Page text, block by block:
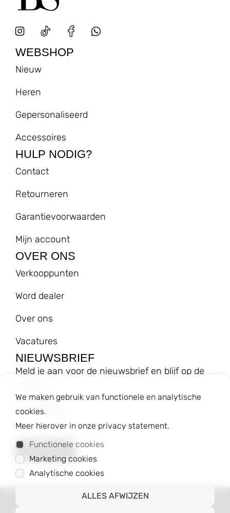
WEBSHOP
Nieuw
Heren
Gepersonaliseerd
Accessoires
HULP NODIG?
Contact
Retourneren
Garantievoorwaarden
Mijn account
OVER ONS
Verkooppunten
Word dealer
Over ons
Vacatures
NIEUWSBRIEF
Meld je aan voor de nieuwsbrief en blijf op de
E-mailadres
We maken gebruik van functionele en analytische
cookies.
Meer hierover in onze privacy statement.
Functionele cookies
Marketing cookies
Analytische cookies
ALLES AFWIJZEN